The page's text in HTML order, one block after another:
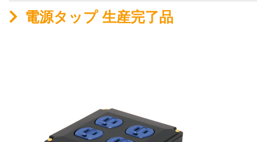
電源タップ 生産完了品